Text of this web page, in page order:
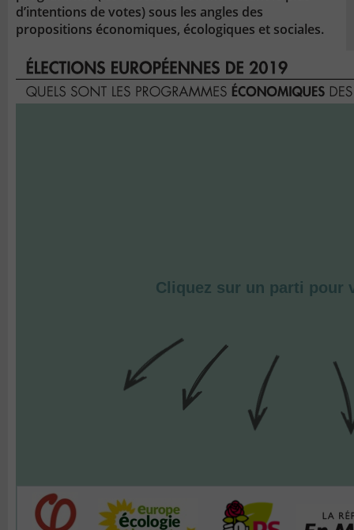
d’intentions de votes) sous les angles des
propositions économiques, écologiques et sociales.